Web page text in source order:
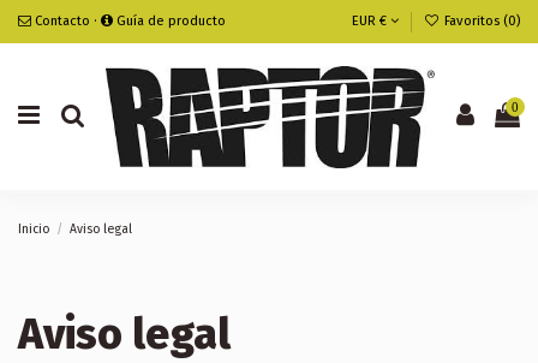
Contacto · Guía de producto EUR € Favoritos (0)
0
Inicio Aviso legal
Aviso legal